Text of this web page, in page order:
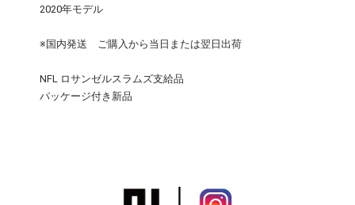
2020年モデル
※国内発送 ご購入から当日または翌日出荷
NFL ロサンゼルスラムズ支給品
パッケージ付き新品